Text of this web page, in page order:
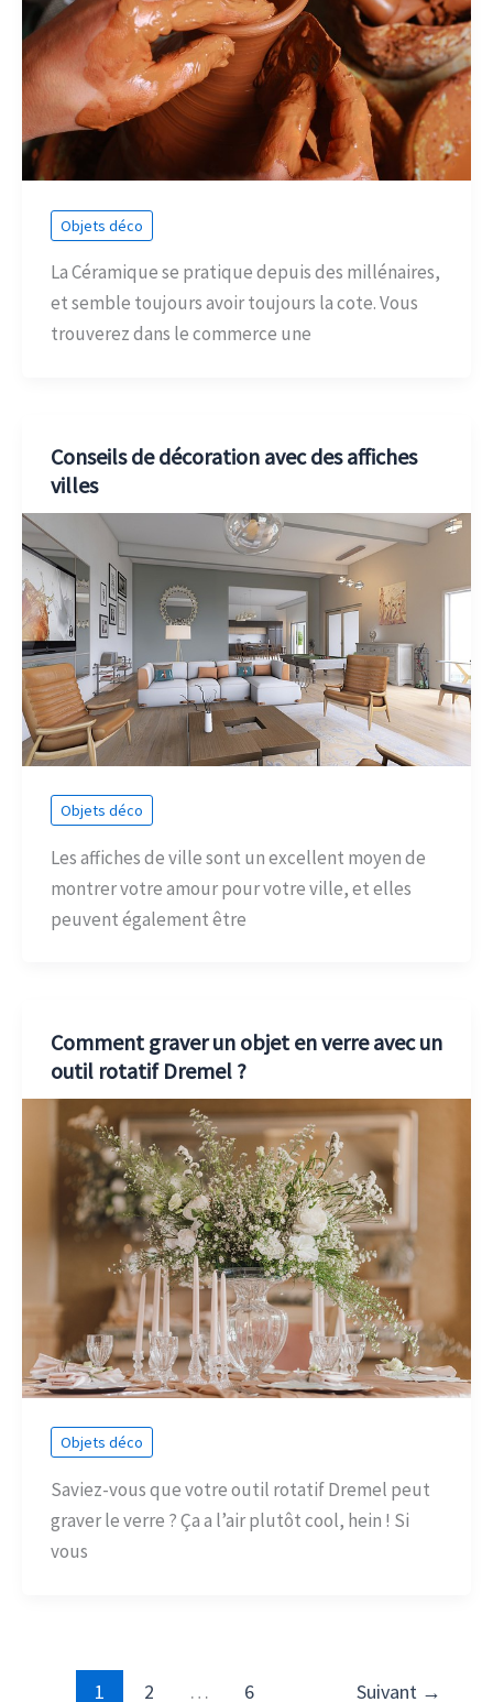
Objets déco
La Céramique se pratique depuis des millénaires,
et semble toujours avoir toujours la cote. Vous
trouverez dans le commerce une
Conseils de décoration avec des affiches
villes
Objets déco
Les affiches de ville sont un excellent moyen de
montrer votre amour pour votre ville, et elles
peuvent également être
Comment graver un objet en verre avec un
outil rotatif Dremel ?
Objets déco
Saviez-vous que votre outil rotatif Dremel peut
graver le verre ? Ça a l’air plutôt cool, hein ! Si
vous
1 2 … 6 Suivant →